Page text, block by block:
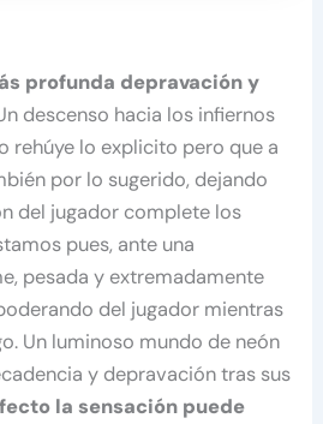
profunda depravación y
descenso hacia los infiernos
rehúye lo explicito pero que a
por lo sugerido, dejando
del jugador complete los
pues, ante una
pesada y extremadamente
del jugador mientras
Un luminoso mundo de neón
y depravación tras sus
la sensación puede